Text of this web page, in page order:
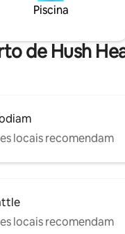
felicidade!
Piscina
de Hush
locais recomendam
locais recomendam